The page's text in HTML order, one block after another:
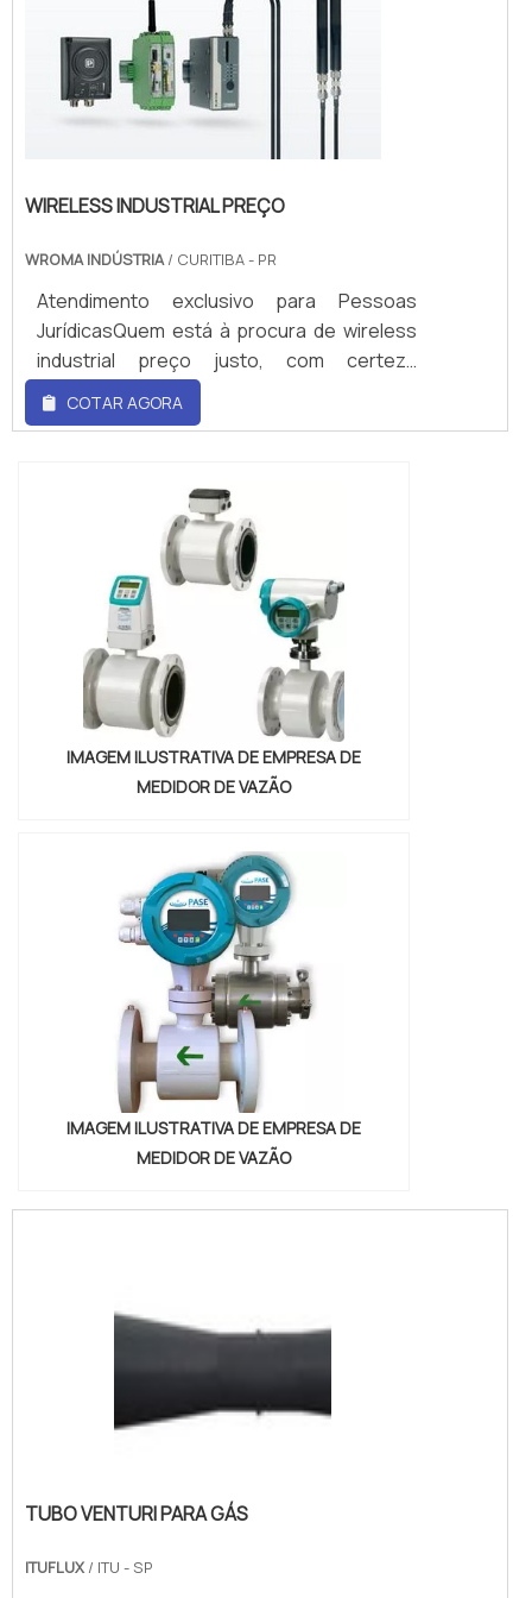
busca por sistema de hot melt preço justo
e em uma empresa comprometida com os
serviços, encontra na WRoma.
Disponibilizando...
WIRELESS INDUSTRIAL PREÇO
WROMA INDÚSTRIA/ CURITIBA - PR
Atendimento exclusivo para Pessoas
JurídicasQuem está à procura de wireless
industrial preço justo, com certeza
descobrirá na líder do segmento WRoma.
Comparando por meio da plataforma de
mercado. Quando a busca é por wireless
industrial preço, com a WRoma obterá
assertividade com comprometimento com
os resultados dos clientes.MAIS DETALHES
INTERESSANTES SOBRE W...
COTAR AGORA
IMAGEM ILUSTRATIVA DE EMPRESA DE
MEDIDOR DE VAZÃO
IMAGEM ILUSTRATIVA DE EMPRESA DE
MEDIDOR DE VAZÃO
TUBO VENTURI PARA GÁS
ITUFLUX / ITU - SP